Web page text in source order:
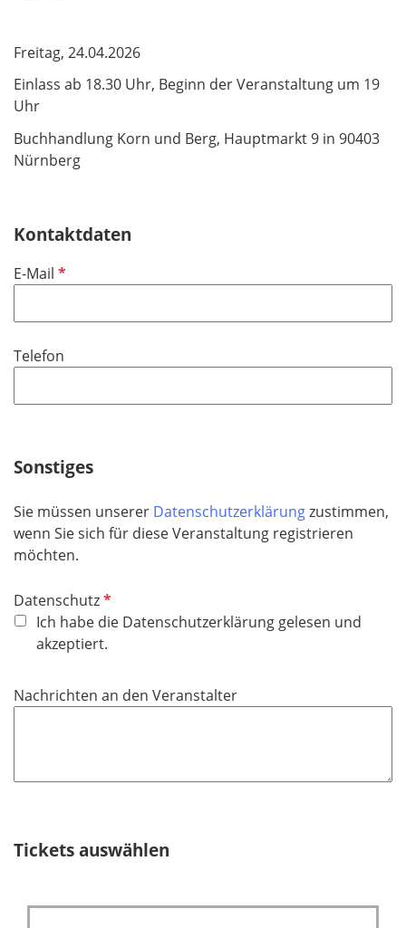
Freitag, 24.04.2026
Einlass ab 18.30 Uhr, Beginn der Veranstaltung um 19
Uhr
Buchhandlung Korn und Berg, Hauptmarkt 9 in 90403
Nürnberg
Kontaktdaten
E-Mail P
c
t
l
Telefon
Sonstiges
Sie müssen unserer Datenschutzerklärungzustimmen,
wenn Sie sich für diese Veranstaltung registrieren
möchten.
DatenschutzP
f
l
h
Ich habe die Datenschutzerklärung gelesen und
akzeptiert.
Nachrichten an den Veranstalter
Tickets auswählen